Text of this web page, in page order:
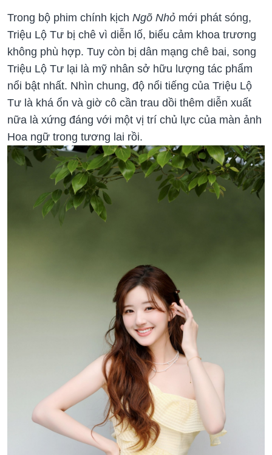
Trong bộ phim chính kịch Ngõ Nhỏ mới phát sóng,
Triệu Lộ Tư bị chê vì diễn lố, biểu cảm khoa trương
không phù hợp. Tuy còn bị dân mạng chê bai, song
Triệu Lộ Tư lại là mỹ nhân sở hữu lượng tác phẩm
nổi bật nhất. Nhìn chung, độ nổi tiếng của Triệu Lộ
Tư là khá ổn và giờ cô cần trau dồi thêm diễn xuất
nữa là xứng đáng với một vị trí chủ lực của màn ảnh
Hoa ngữ trong tương lai rồi.